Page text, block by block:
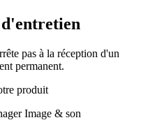
d'entretien
pas à la réception d'un
permanent.
produit
Image & son